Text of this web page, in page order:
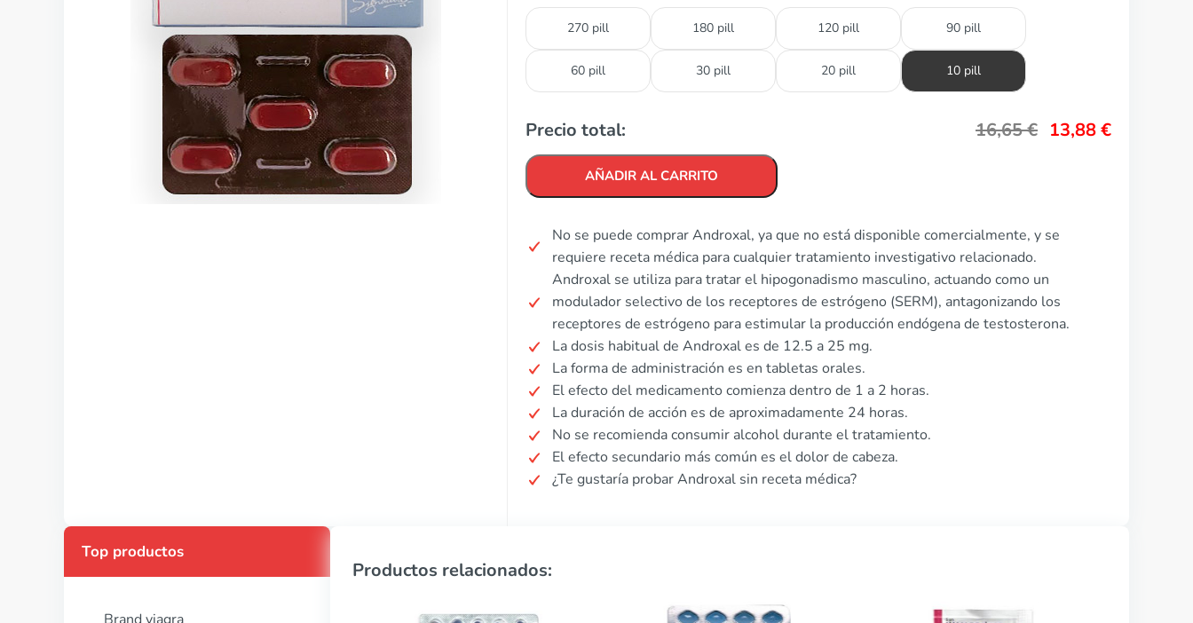
270 pill 180 pill 120 pill 90 pill
60 pill 30 pill 20 pill 10 pill
Precio total: 16,65€ 13,88€
AÑADIR AL CARRITO
No se puede comprar Androxal, ya que no está disponible comercialmente, y se
requiere receta médica para cualquier tratamiento investigativo relacionado.
Androxal se utiliza para tratar el hipogonadismo masculino, actuando como un
modulador selectivo de los receptores de estrógeno (SERM), antagonizando los
receptores de estrógeno para estimular la producción endógena de testosterona.
La dosis habitual de Androxal es de 12.5 a 25 mg.
La forma de administración es en tabletas orales.
El efecto del medicamento comienza dentro de 1 a 2 horas.
La duración de acción es de aproximadamente 24 horas.
No se recomienda consumir alcohol durante el tratamiento.
El efecto secundario más común es el dolor de cabeza.
¿Te gustaría probar Androxal sin receta médica?
Top productos
Productos relacionados: